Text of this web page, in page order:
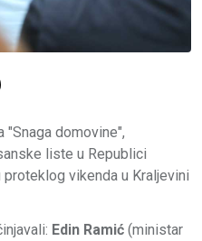
domovine",
liste u Republici
vikenda u Kraljevini
Edin Ramić (ministar